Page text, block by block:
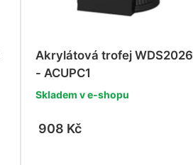
Akrylátová trofej WDS2026
- ACUPC1
Skladem v e-shopu
908 Kč